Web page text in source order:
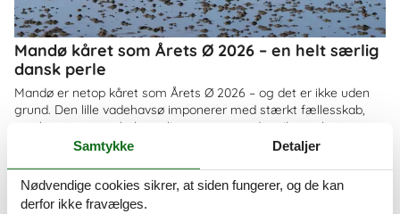
Mandø kåret som Årets Ø 2026 – en helt særlig
dansk perle
Mandø er netop kåret som Årets Ø 2026 – og det er ikke uden
grund. Den lille vadehavsø imponerer med stærkt fællesskab,
smuk natur og en helt særlig ro, som gør den til et oplagt
feriemål for både familier og par
OmDanmark
Samtykke Detaljer
Nødvendige cookies sikrer, at siden fungerer, og de kan
derfor ikke fravælges.